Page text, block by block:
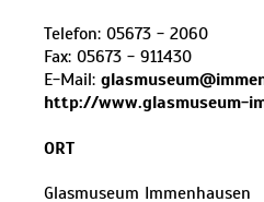
Telefon: 05673 - 2060
Fax: 05673 - 911430
E-Mail:
http://www.glasmuseum-
ORT
Glasmuseum Immenhausen